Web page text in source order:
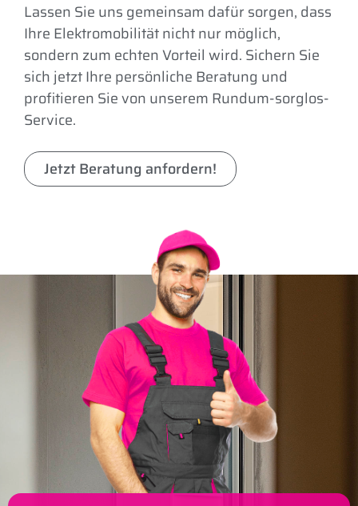
Lassen Sie uns gemeinsam dafür sorgen, dass
Ihre Elektromobilität nicht nur möglich,
sondern zum echten Vorteil wird. Sichern Sie
sich jetzt Ihre persönliche Beratung und
profitieren Sie von unserem Rundum-sorglos-
Service.
Jetzt Beratung anfordern!